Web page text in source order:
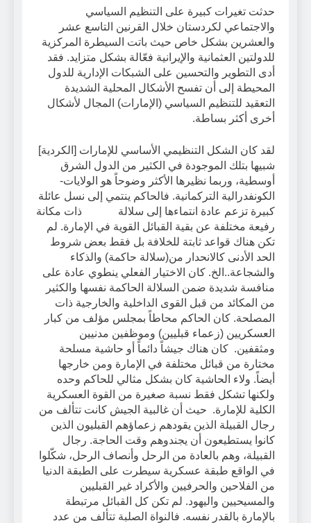
حدثت تغيرات كبيرة على التنظيم السياسي
والاجتماعي لكردستان خلال القرنين التاسع عشر
والعشرين بشكل خاص حيث باتت السيطرة المركزية
للدولتين العثمانية والإيرانية فعّالة بشكل متزايد. فقد
أدى التطوير والتحسين على الشبكات الإدارية للدول
المحيطة إلى أن تفسح الأشكال المحلية الشديدة
التعقيد للتنظيم السياسي (الإمارات) المجال لأشكال
أخرى أكثر بساطة.
لقد كان الشكل التنظيمي الأساسي للإمارات [الكردية]
شبيها بتلك الموجودة في الكثير من الدول الشرق
أوسطية، وربما نظيرها الأكثر وضوحاً هو الولايات-
الكونفدرالية التركمانية. فالحاكم ينتمي إلى نسل عائلة
كبيرة تزعم عادة انتماءها إلى سلالة ذات مكانة
رفيعة مختلفة عن بقية القبائل القوية في الإمارة. لم
تكن هناك قواعد ثابتة للخلافة بل فقط بعض شروط
الحد الأدنى كالانحدار من(سلالة حاكمة) والذكاء
والشجاعة..الخ. كان الاختيار الفعلي ينطوي عادة على
منافسة شديدة ضمن السلالة الحاكمة نفسها والكثير
من المكائد من قبل القوى الداخلية والخارجية ذات
المصلحة. كان الحاكم محاطاً بمجلس مؤلف من كبار
العسكريين (زعماء قبليين) وموظفين مدنيين
ومثقفين. كان هناك جيشاً دائماً أو حاشية مسلحة
مختارة من قبائل مختلفة في الإمارة ومن خارجها
أيضاً. ولاء الحاشية كان بشكل مثالي للحاكم وحده
ولكنها تشكل فقط نسبة صغيرة من القوة العسكرية
الكلية للإمارة. حيث أن غالبية الجيش كانت تتألف من
رجال القبيلة الذين يقودهم زعماؤهم القبليون الذين
كانوا يستطيعون أن يجندوهم وقت الحاجة. رجال
القبيلة، وهم بالعادة من الرحل وأنصاف الرحل، شكّلوا
في الواقع طبقة عسكرية سيطرت على الطبقة الدنيا
من الفلاحين والحرفيين والأكراد غير القبليين
والمسيحيين واليهود. لم تكن كل القبائل مرتبطة
بالإمارة بالقدر نفسه. فالنواة الصلبة تتألف من عدد